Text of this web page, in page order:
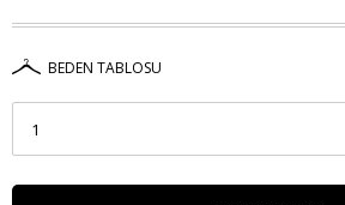
BEDEN TABLOSU